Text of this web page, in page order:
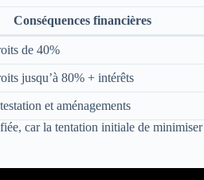
Conséquences financières
de 40%
jusqu’à 80% + intérêts
et aménagements
car la tentation initiale de